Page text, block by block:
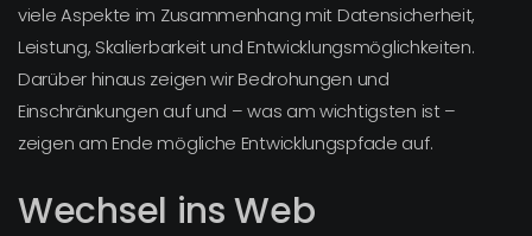
viele Aspekte im Zusammenhang mit Datensicherheit,
Leistung, Skalierbarkeit und Entwicklungsmöglichkeiten.
Darüber hinaus zeigen wir Bedrohungen und
Einschränkungen auf und – was am wichtigsten ist –
zeigen am Ende mögliche Entwicklungspfade auf.
Wechsel ins Web